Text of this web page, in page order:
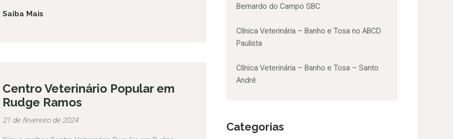
Saiba Mais
Centro Veterinário Popular em
Rudge Ramos
21 de fevereiro de 2024
Bernardo do Campo SBC
Clínica Veterinária – Banho e Tosa no ABCD
Paulista
Clínica Veterinária – Banho e Tosa – Santo
André
Categorias